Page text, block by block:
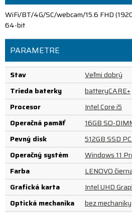
WiFi/BT/4G/SC/webcam/15.6 FHD
64-bit
PARAMETRE
Stav
Veľmi dobrý
Trieda baterky
batteryCARE+
Procesor
Intel Core i5
Operačná pamäť
16GB SO-
Pevný disk
512GB SSD
Operačný systém
Windows 11
Farba
LENOVO
Grafická karta
Intel UHD
Optická mechanika
bez mechaniky